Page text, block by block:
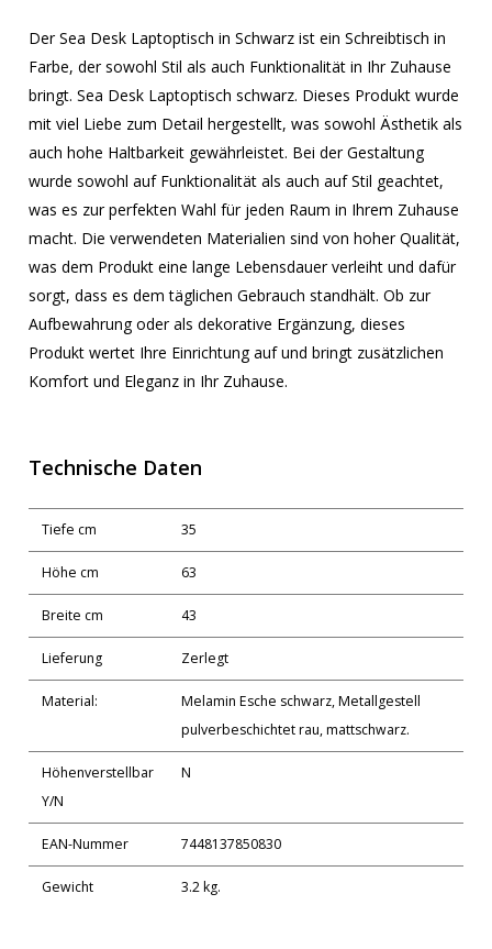
Der Sea Desk Laptoptisch in Schwarz ist ein Schreibtisch in
Farbe, der sowohl Stil als auch Funktionalität in Ihr Zuhause
bringt. Sea Desk Laptoptisch schwarz. Dieses Produkt wurde
mit viel Liebe zum Detail hergestellt, was sowohl Ästhetik als
auch hohe Haltbarkeit gewährleistet. Bei der Gestaltung
wurde sowohl auf Funktionalität als auch auf Stil geachtet,
was es zur perfekten Wahl für jeden Raum in Ihrem Zuhause
macht. Die verwendeten Materialien sind von hoher Qualität,
was dem Produkt eine lange Lebensdauer verleiht und dafür
sorgt, dass es dem täglichen Gebrauch standhält. Ob zur
Aufbewahrung oder als dekorative Ergänzung, dieses
Produkt wertet Ihre Einrichtung auf und bringt zusätzlichen
Komfort und Eleganz in Ihr Zuhause.
Technische Daten
Tiefe cm 35
Höhe cm 63
Breite cm 43
Lieferung Zerlegt
Material:
Melamin Esche schwarz, Metallgestell
pulverbeschichtet rau, mattschwarz.
Höhenverstellbar
Y/N
N
EAN-Nummer 7448137850830
Gewicht 3.2 kg.